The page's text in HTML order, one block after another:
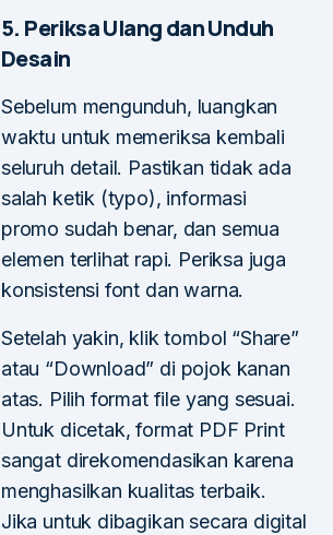
5. Periksa Ulang dan Unduh
Desain
Sebelum mengunduh, luangkan
waktu untuk memeriksa kembali
seluruh detail. Pastikan tidak ada
salah ketik (typo), informasi
promo sudah benar, dan semua
elemen terlihat rapi. Periksa juga
konsistensi font dan warna.
Setelah yakin, klik tombol “Share”
atau “Download” di pojok kanan
atas. Pilih format file yang sesuai.
Untuk dicetak, format PDF Print
sangat direkomendasikan karena
menghasilkan kualitas terbaik.
Jika untuk dibagikan secara digital